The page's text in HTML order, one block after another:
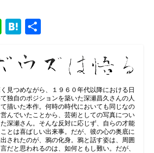
LineHatena
見つめながら、１９６０年代以降における日
独自のポジションを築いた深瀬昌久さんの人
描いた本作。何時の時代においても同じなの
んでいたことから、芸術としての写真につい
深瀬さん。そんな反対に応じず、自らの才能
とは喜ばしい出来事。だが、彼の心の奥底に
されたのが、鴉の化身。鴉と話す姿は、周囲
だと思われるのは、如何ともし難い。だが、